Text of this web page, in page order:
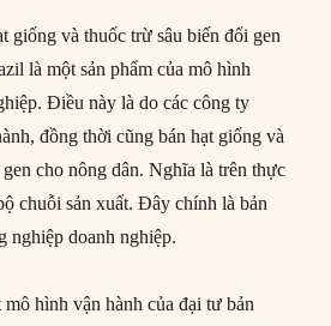
giống và thuốc trừ sâu biến đổi gen
là một sản phẩm của mô hình
Điều này là do các công ty
đồng thời cũng bán hạt giống và
cho nông dân. Nghĩa là trên thực
chuỗi sản xuất. Đây chính là bản
nghiệp doanh nghiệp.
hình vận hành của đại tư bản